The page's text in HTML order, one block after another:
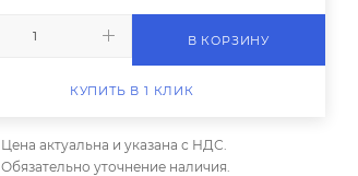
В КОРЗИНУ
КУПИТЬ В 1 КЛИК
Цена актуальна и указана с НДС.
Обязательно уточнение наличия.